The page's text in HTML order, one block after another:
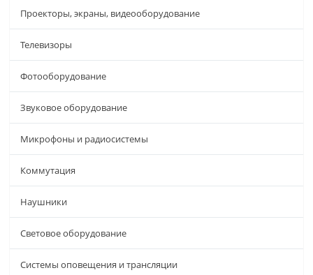
Проекторы, экраны, видеооборудование
Телевизоры
Фотооборудование
Звуковое оборудование
Микрофоны и радиосистемы
Коммутация
Наушники
Световое оборудование
Системы оповещения и трансляции